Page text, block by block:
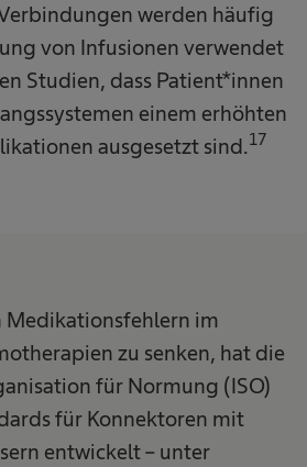
werden häufig
von Infusionen verwendet
Studien, dass Patient*innen
einem erhöhten
ausgesetzt sind.17
Medikationsfehlern im
zu senken, hat die
für Normung (ISO)
für Konnektoren mit
entwickelt – unter